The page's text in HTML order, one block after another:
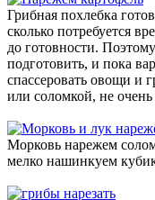
Грибная похлебка
сколько потребуется
до готовности.
подготовить, и пока
спассеровать овощи и
или соломкой, не
Морковь нарежем
мелко нашинкуем